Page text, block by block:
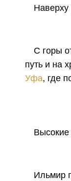
Наверху
С горы
путь и на
Уфа, где
Ильмир